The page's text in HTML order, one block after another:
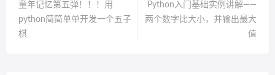
童年记忆第五弹！！！用
python简简单单开发一个五子
棋
Python入门基础实例讲解——
两个数字比大小，并输出最大
值